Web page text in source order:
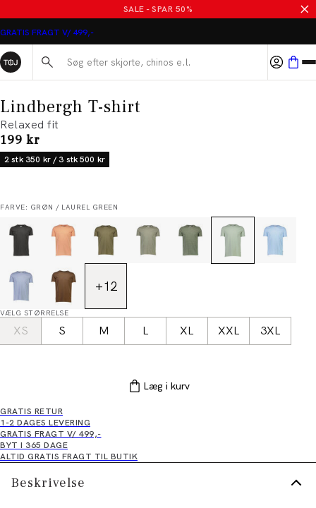
SALE - SPAR 50%
GRATIS FRAGT V/ 499,-
Søg her...
Lindbergh T-shirt
Relaxed fit
I alt (inkl. rabat)
199 kr
2 stk 350 kr / 3 stk 500 kr
FARVE: GRØN / LAUREL GREEN
+12
VÆLG STØRRELSE
XS S M L XL XXL 3XL
Læg i kurv
GRATIS RETUR
1-2 DAGES LEVERING
GRATIS FRAGT V/ 499,-
BYT I 365 DAGE
ALTID GRATIS FRAGT TIL BUTIK
Beskrivelse